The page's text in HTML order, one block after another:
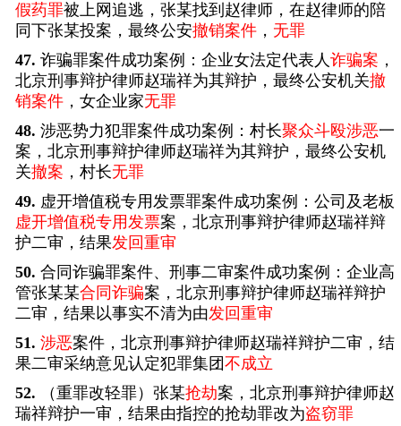
假药罪被上网追逃，张某找到赵律师，在赵律师的陪
同下张某投案，最终公安撤销案件 ， 无罪
47. 诈骗罪案件成功案例：企业女法定代表人诈骗案 ，
北京刑事辩护律师赵瑞祥为其辩护，最终公安机关撤
销案件 ，女企业家无罪
48. 涉恶势力犯罪案件成功案例：村长聚众斗殴涉恶一
案，北京刑事辩护律师赵瑞祥为其辩护，最终公安机
关撤案 ，村长无罪
49. 虚开增值税专用发票罪案件成功案例：公司及老板
虚开增值税专用发票案，北京刑事辩护律师赵瑞祥辩
护二审，结果发回重审
50. 合同诈骗罪案件、刑事二审案件成功案例：企业高
管张某某合同诈骗案，北京刑事辩护律师赵瑞祥辩护
二审，结果以事实不清为由发回重审
51. 涉恶案件，北京刑事辩护律师赵瑞祥辩护二审，结
果二审采纳意见认定犯罪集团不成立
52.
（重罪改轻罪）张某抢劫案，北京刑事辩护律师赵
瑞祥辩护一审，结果由指控的抢劫罪改为盗窃罪